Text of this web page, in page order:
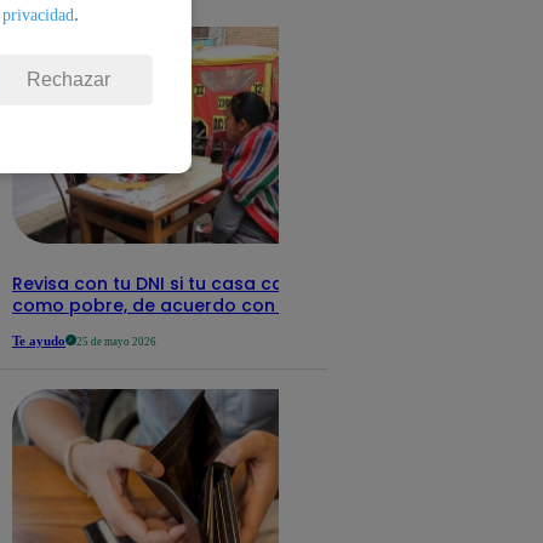
detalles
Revisa con tu DNI si tu casa califica
como pobre, de acuerdo con el Sisfoh
Te ayudo 25 de mayo 2026
.
Rechazar